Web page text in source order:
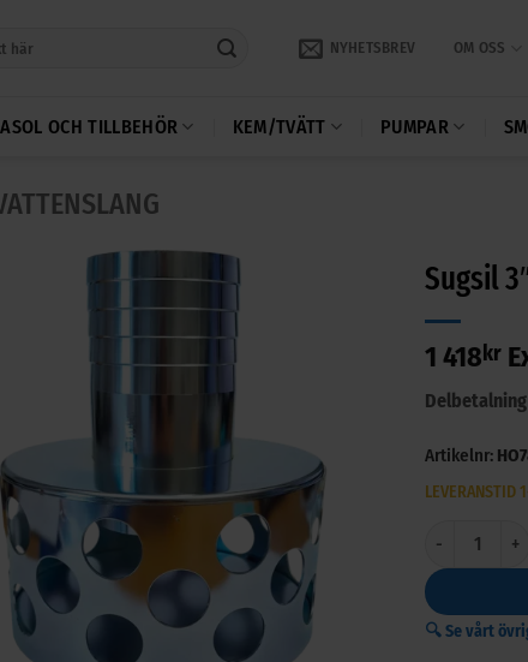
NYHETSBREV OM OSS
OCH TILLBEHÖR KEM/TVÄTT PUMPAR
Sugsil
1 418 kr
Artikelnr:
LEVERANSTID
Sugsil 3"
🔍 Se vårt